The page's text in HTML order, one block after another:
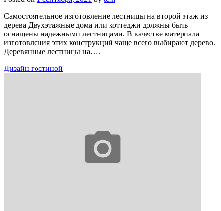
Самостоятельное изготовление лестницы на второй этаж из
дерева Двухэтажные дома или коттеджи должны быть
оснащены надежными лестницами. В качестве материала
изготовления этих конструкций чаще всего выбирают дерево.
Деревянные лестницы на….
Дизайн гостиной